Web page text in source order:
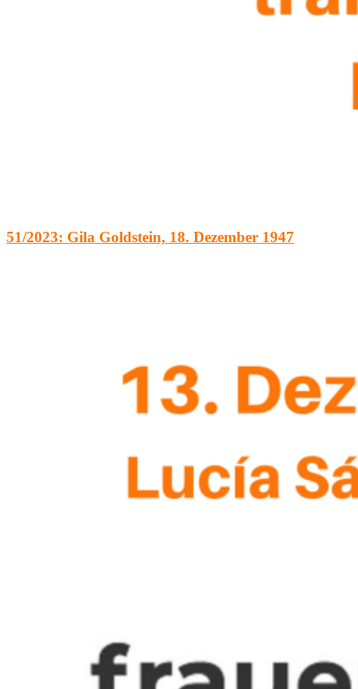
51/2023: Gila Goldstein, 18. Dezember 1947